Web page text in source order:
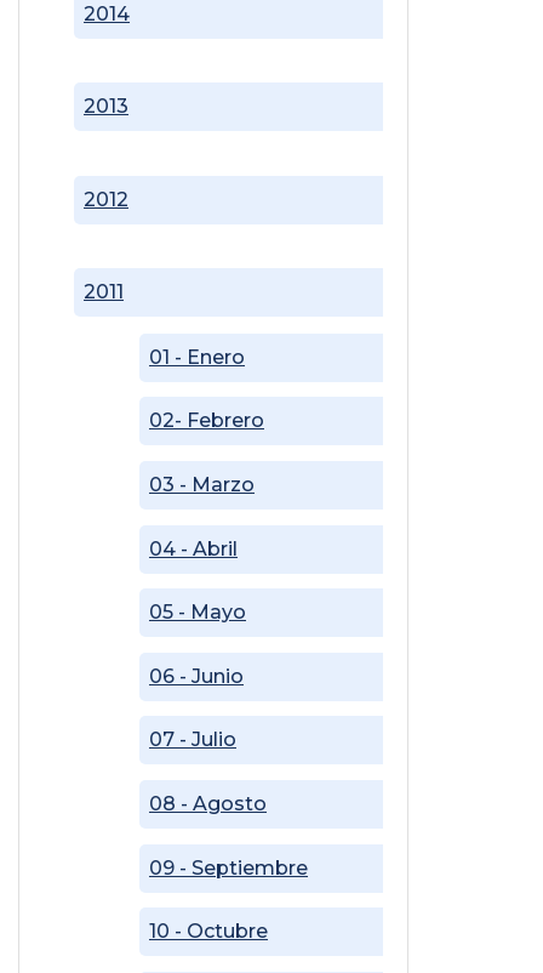
2011
01 - Enero
02- Febrero
03 - Marzo
04 - Abril
05 - Mayo
06 - Junio
07 - Julio
08 - Agosto
09 - Septiembre
10 - Octubre
2012
2013
2014